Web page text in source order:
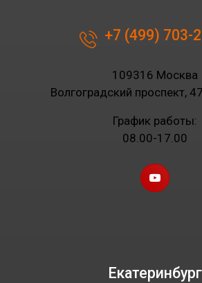
+7 (499) 703-
109316 Москва
Волгоградский проспект,
График работы:
08.00-17.00
Екатеринбург